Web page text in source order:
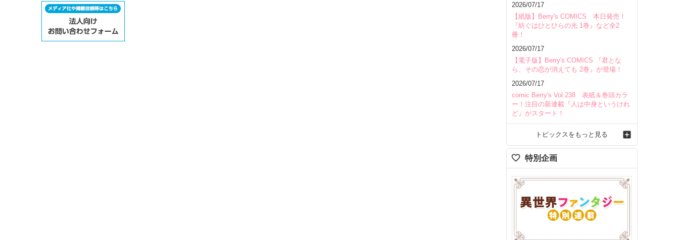
2026/07/17
【紙版】Berry's COMICS 本日発売！
『紡ぐはひとひらの光 1巻』など全2
冊！
2026/07/17
【電子版】Berry's COMICS 『君とな
ら、その恋が消えても 2巻』が登場！
2026/07/17
comic Berry's Vol.238 表紙＆巻頭カラ
ー！注目の新連載『人は中身というけれ
ど』がスタート！
トピックスをもっと見る
特別企画